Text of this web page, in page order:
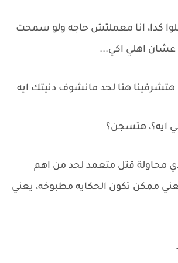
كدا، انا معملتش حاجه ولو سمحت
عشان اهلي اكي...
هتشرفينا هنا لحد مانشوف دنيتك ايه
ايه؟، هتسجن؟
دي محاولة قتل متعمد لحد من اهم
ممكن تكون الحكايه مطبوخه، يعني